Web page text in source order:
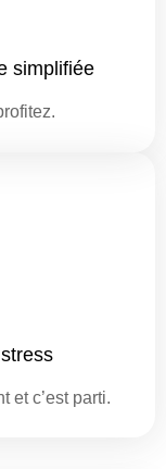
simplifiée
et c’est parti.